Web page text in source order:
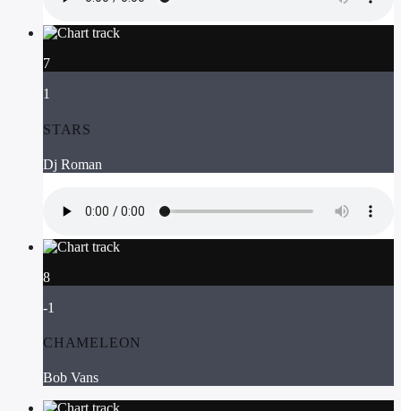
7
1
STARS
Dj Roman
8
-1
CHAMELEON
Bob Vans